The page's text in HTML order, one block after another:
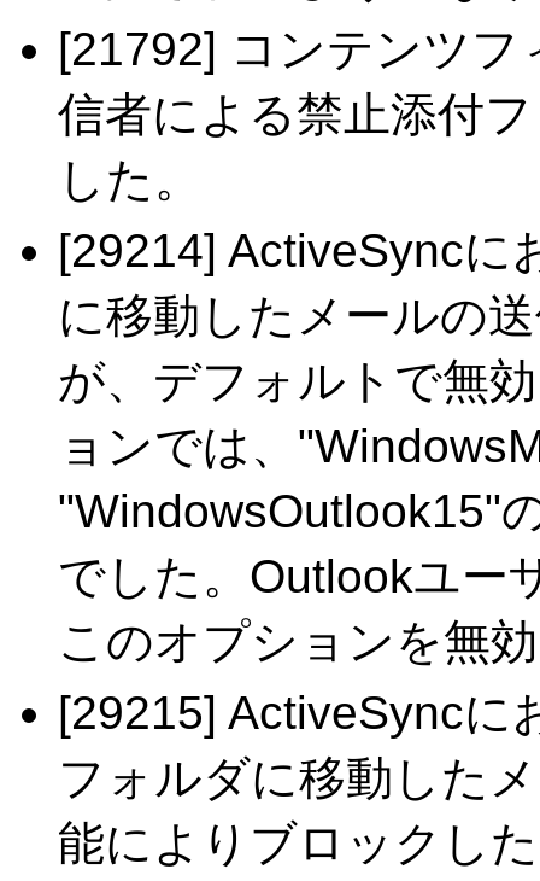
[21792] コンテンツ
信者による禁止添付
した。
[29214] ActiveSyncに
に移動したメールの
が、デフォルトで無
ョンでは、
"WindowsOutlook15"
でした。Outlookユー
このオプションを無
[29215] ActiveSyncに
フォルダに移動した
能によりブロックし